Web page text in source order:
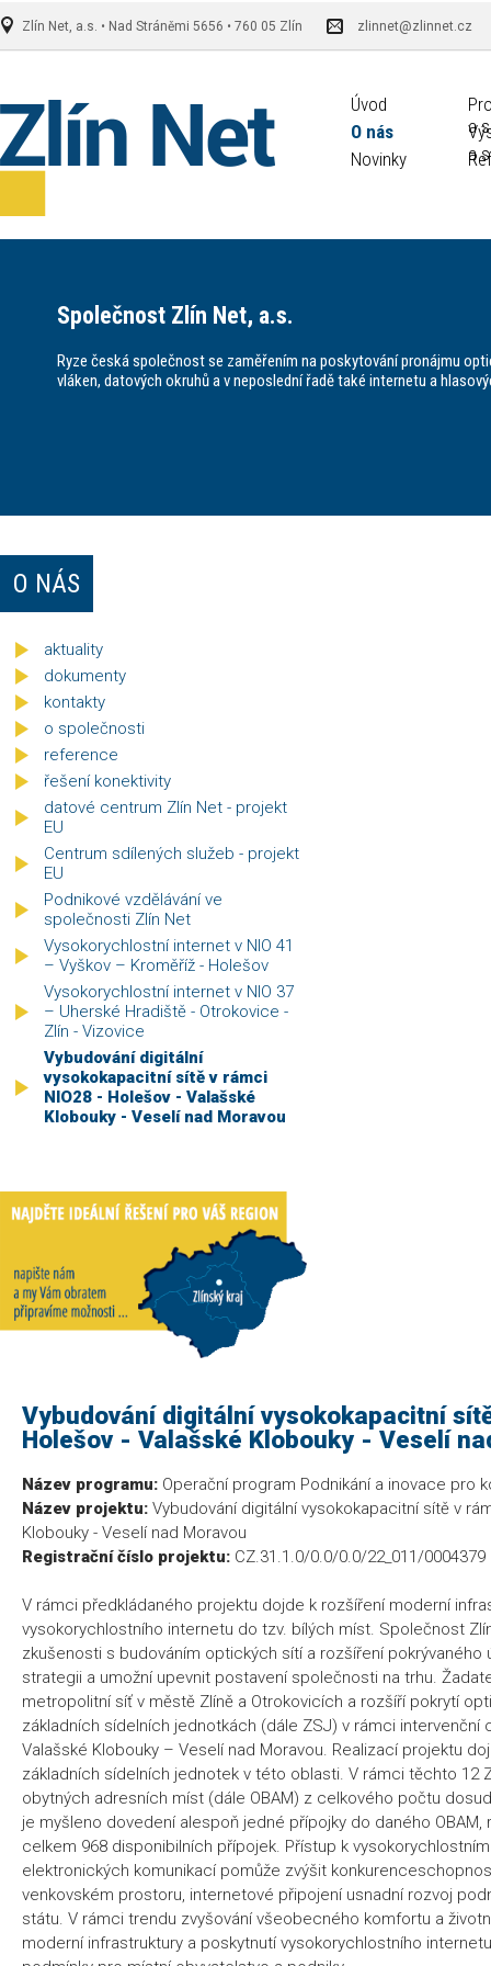
Zlín Net, a.s. • Nad Stráněmi 5656 • 760 05 Zlín zlinnet@zlinnet.cz
Úvod
O nás
Novinky
a
a
Společnost Zlín Net, a.s.
Ryze česká společnost se zaměřením na poskytování pronájmu
vláken, datových okruhů a v neposlední řadě také internetu a
O NÁS
aktuality
dokumenty
kontakty
o společnosti
reference
řešení konektivity
datové centrum Zlín Net - projekt
EU
Centrum sdílených služeb - projekt
EU
Podnikové vzdělávání ve
společnosti Zlín Net
Vysokorychlostní internet v NIO 41
– Vyškov – Kroměříž - Holešov
Vysokorychlostní internet v NIO 37
– Uherské Hradiště - Otrokovice -
Zlín - Vizovice
Vybudování digitální
vysokokapacitní sítě v rámci
NIO28 - Holešov - Valašské
Klobouky - Veselí nad Moravou
Vybudování digitální vysokokapacitní
Holešov - Valašské Klobouky - Veselí
Název programu: Operační program Podnikání a inovace pro
Název projektu: Vybudování digitální vysokokapacitní sítě v
Klobouky - Veselí nad Moravou
Registrační číslo projektu: CZ.31.1.0/0.0/0.0/22_011/0004379
V rámci předkládaného projektu dojde k rozšíření moderní
vysokorychlostního internetu do tzv. bílých míst. Společnost
zkušenosti s budováním optických sítí a rozšíření pokrývaného
strategii a umožní upevnit postavení společnosti na trhu.
metropolitní síť v městě Zlíně a Otrokovicích a rozšíří pokrytí
základních sídelních jednotkách (dále ZSJ) v rámci intervenční
Valašské Klobouky – Veselí nad Moravou. Realizací projektu
základních sídelních jednotek v této oblasti. V rámci těchto 12
obytných adresních míst (dále OBAM) z celkového počtu
je myšleno dovedení alespoň jedné přípojky do daného OBAM,
celkem 968 disponibilních přípojek. Přístup k
elektronických komunikací pomůže zvýšit
venkovském prostoru, internetové připojení usnadní rozvoj
státu. V rámci trendu zvyšování všeobecného komfortu a
moderní infrastruktury a poskytnutí vysokorychlostního